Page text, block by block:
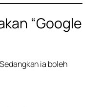
“Google
ia boleh